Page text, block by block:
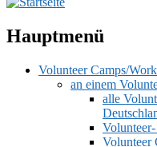
Hauptmenü
Volunteer Camps/
an einem
alle
Volunteer